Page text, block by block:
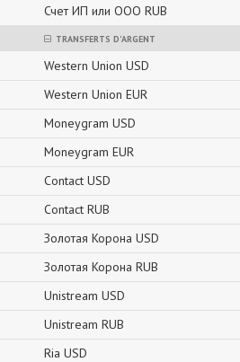
Счет ИП или ООО RUB
TRANSFERTS D'ARGENT
Western Union USD
Western Union EUR
Moneygram USD
Moneygram EUR
Contact USD
Contact RUB
Золотая Корона USD
Золотая Корона RUB
Unistream USD
Unistream RUB
Ria USD